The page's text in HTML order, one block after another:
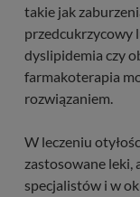
takie jak
przedcukrzycowy
dyslipidemia czy
farmakoterapia
rozwiązaniem.
W leczeniu
zastosowane leki,
specjalistów i w